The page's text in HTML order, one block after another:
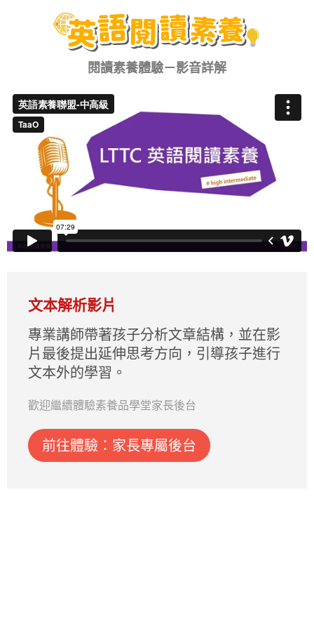
閱讀素養體驗－影音詳解
文本解析影片
專業講師帶著孩子分析文章結構，並在影
片最後提出延伸思考方向，引導孩子進行
文本外的學習。
歡迎繼續體驗素養品學堂家長後台
前往體驗：家長專屬後台